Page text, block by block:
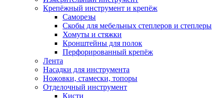
Крепёжный инструмент и крепёж
Саморезы
Скобы для мебельных степлеров и степлеры
Хомуты и стяжки
Кронштейны для полок
Перфорированный крепёж
Лента
Насадки для инструмента
Ножовки, стамески, топоры
Отделочный инструмент
Кисти